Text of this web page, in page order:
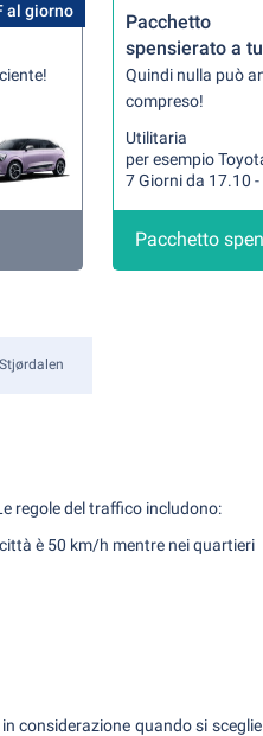
al giorno
Pacchetto
spensierato a
Quindi nulla può
compreso!
Utilitaria
per esempio
7 Giorni da 17.10
Pacchetto
Stjørdalen
regole del traffico includono:
è 50 km/h mentre nei quartieri
considerazione quando si